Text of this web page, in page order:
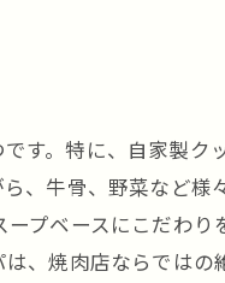
す。特に、自家製ク
、牛骨、野菜など
プベースにこだわり
、焼肉店ならでは